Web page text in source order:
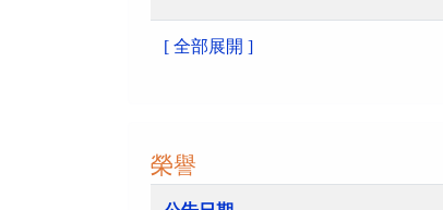
[ 全部展開 ]
榮譽